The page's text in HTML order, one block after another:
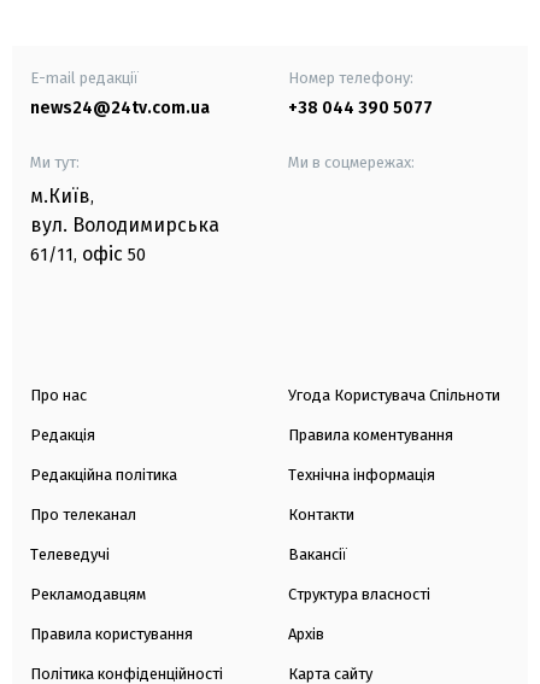
E-mail редакції
news24@24tv.com.ua
Номер телефону:
+38 044 390 5077
Ми тут:
м.Київ,
вул. Володимирська
61/11, офіс 50
Ми в соцмережах:
Про нас
Редакція
Редакційна політика
Про телеканал
Телеведучі
Рекламодавцям
Правила користування
Політика конфіденційності
Угода Користувача Спільноти
Правила коментування
Технічна інформація
Контакти
Вакансії
Структура власності
Архів
Карта сайту